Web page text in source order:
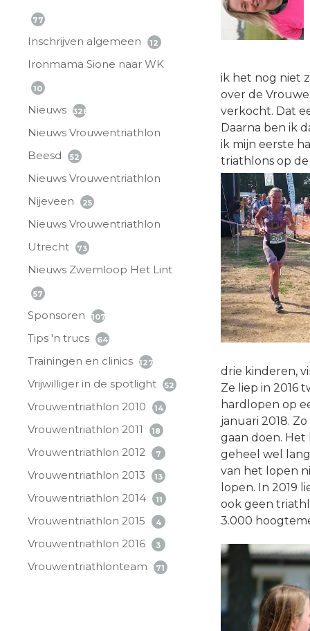
77
Inschrijven algemeen 12
Ironmama Sione naar WK
10
Nieuws 328
Nieuws Vrouwentriathlon
Beesd
52
Nieuws Vrouwentriathlon
Nijeveen
25
Nieuws Vrouwentriathlon
Utrecht
73
Nieuws Zwemloop Het Lint
57
Sponsoren 107
Tips 'n trucs 64
Trainingen en clinics 127
Vrijwilliger in de spotlight 52
Vrouwentriathlon 2010 14
Vrouwentriathlon 2011 18
Vrouwentriathlon 2012 7
Vrouwentriathlon 2013 13
Vrouwentriathlon 2014 11
Vrouwentriathlon 2015 4
Vrouwentriathlon 2016 3
Vrouwentriathlonteam 71
ik het nog niet
over de
verkocht. Dat
Daarna ben ik
ik mijn eerste
triathlons op
drie kinderen,
Ze liep in 2016
hardlopen op
januari 2018.
gaan doen.
geheel wel
van het lopen
lopen. In 2019
ook geen
3.000